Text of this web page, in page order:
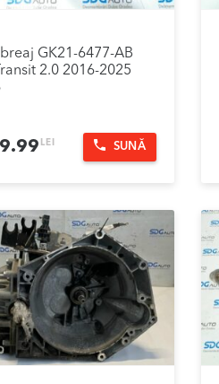
GK21-6477-AB
2.0 2016-2025
LEI SUNĂ